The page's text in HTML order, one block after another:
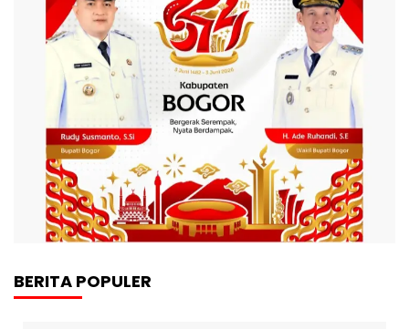
BERITA POPULER